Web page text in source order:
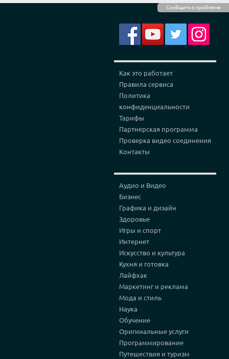
Сообщить о проблеме
Как это работает
Правила сервиса
Политика
конфиденциальности
Тарифы
Партнерская программа
Проверка видео соединения
Контакты
Аудио и Видео
Бизнес
Графика и дизайн
Здоровье
Игры и спорт
Интернет
Искусство и культура
Кухня и готовка
Лайфхак
Маркетинг и реклама
Мода и стиль
Наука
Обучение
Оригинальные услуги
Программирование
Путешествия и туризм